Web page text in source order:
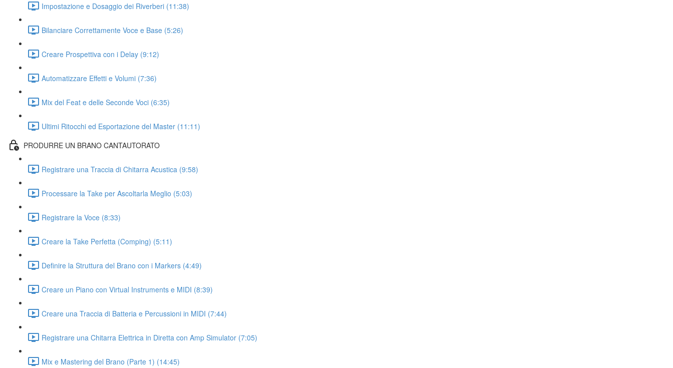
Impostazione e Dosaggio dei Riverberi (11:38)
Bilanciare Correttamente Voce e Base (5:26)
Creare Prospettiva con i Delay (9:12)
Automatizzare Effetti e Volumi (7:36)
Mix del Feat e delle Seconde Voci (6:35)
Ultimi Ritocchi ed Esportazione del Master (11:11)
PRODURRE UN BRANO CANTAUTORATO
Registrare una Traccia di Chitarra Acustica (9:58)
Processare la Take per Ascoltarla Meglio (5:03)
Registrare la Voce (8:33)
Creare la Take Perfetta (Comping) (5:11)
Definire la Struttura del Brano con i Markers (4:49)
Creare un Piano con Virtual Instruments e MIDI (8:39)
Creare una Traccia di Batteria e Percussioni in MIDI (7:44)
Registrare una Chitarra Elettrica in Diretta con Amp Simulator (7:05)
Mix e Mastering del Brano (Parte 1) (14:45)